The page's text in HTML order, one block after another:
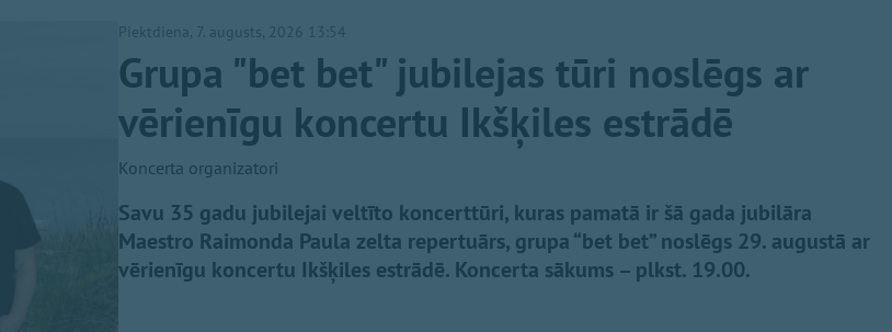
Piektdiena, 7. augusts, 2026 13:54
Grupa "bet bet" jubilejas tūri noslēgs ar
vērienīgu koncertu Ikšķiles estrādē
Koncerta organizatori
Savu 35 gadu jubilejai veltīto koncerttūri, kuras pamatā ir šā gada jubilāra
Maestro Raimonda Paula zelta repertuārs, grupa “bet bet” noslēgs 29. augustā ar
vērienīgu koncertu Ikšķiles estrādē. Koncerta sākums – plkst. 19.00.